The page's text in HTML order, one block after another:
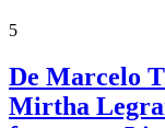
5
De Marcelo
Mirtha